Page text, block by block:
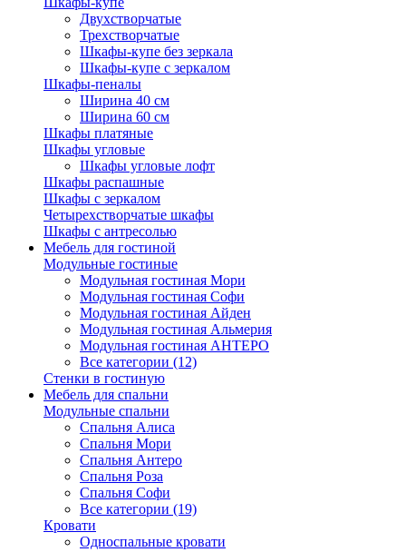
Двухстворчатые
Трехстворчатые
Шкафы-купе без зеркала
Шкафы-купе с зеркалом
Шкафы-пеналы
Ширина 40 см
Ширина 60 см
Шкафы платяные
Шкафы угловые
Шкафы угловые лофт
Шкафы распашные
Шкафы с зеркалом
Четырехстворчатые шкафы
Шкафы с антресолью
Мебель для гостиной
Модульные гостиные
Модульная гостиная Мори
Модульная гостиная Софи
Модульная гостиная Айден
Модульная гостиная Альмерия
Модульная гостиная АНТЕРО
Все категории (12)
Стенки в гостиную
Мебель для спальни
Модульные спальни
Спальня Алиса
Спальня Мори
Спальня Антеро
Спальня Роза
Спальня Софи
Все категории (19)
Кровати
Односпальные кровати